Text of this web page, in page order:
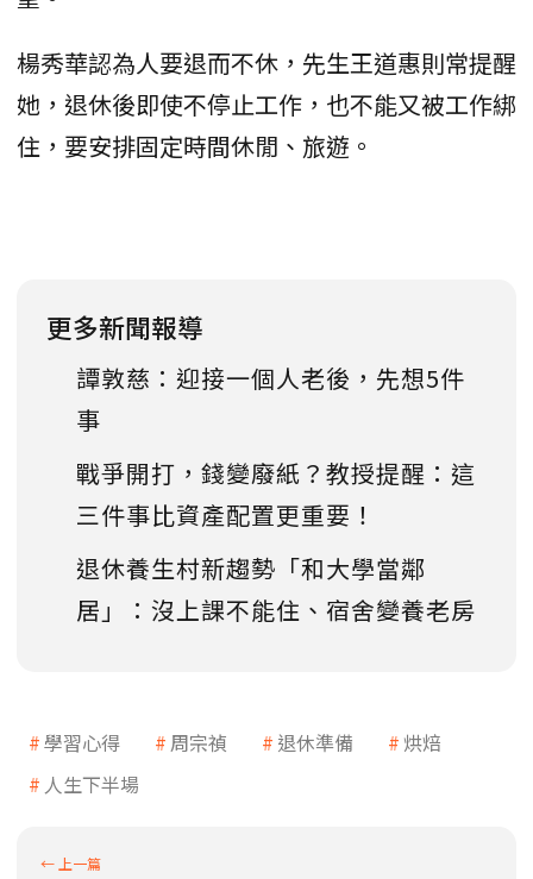
楊秀華認為人要退而不休，先生王道惠則常提醒
她，退休後即使不停止工作，也不能又被工作綁
住，要安排固定時間休閒、旅遊。
更多新聞報導
譚敦慈：迎接一個人老後，先想5件
事
戰爭開打，錢變廢紙？教授提醒：這
三件事比資產配置更重要！
退休養生村新趨勢「和大學當鄰
居」：沒上課不能住、宿舍變養老房
學習心得 周宗禎 退休準備
烘焙
人生下半場